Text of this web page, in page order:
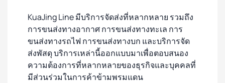
KuaJing Line มีบริการจัดส่งที่หลากหลาย รวมถึง
การขนส่งทางอากาศ การขนส่งทางทะเล การ
ขนส่งทางรถไฟ การขนส่งทางบก และบริการจัด
ส่งพัสดุ บริการเหล่านี้ออกแบบมาเพื่อตอบสนอง
ความต้องการที่หลากหลายของธุรกิจและบุคคลที่
มีส่วนร่วมในการค้าข้ามพรมแดน